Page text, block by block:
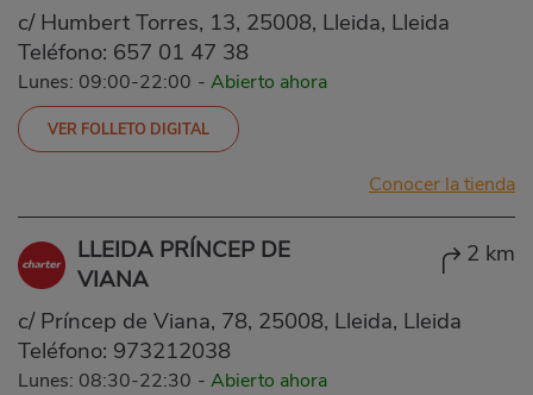
c/ Humbert Torres, 13, 25008, Lleida, Lleida
Teléfono: 657 01 47 38
Lunes: 09:00-22:00 - Abierto ahora
VER FOLLETO DIGITAL
Conocer la tienda
LLEIDA PRÍNCEP DE
VIANA
2 km
c/ Príncep de Viana, 78, 25008, Lleida, Lleida
Teléfono: 973212038
Lunes: 08:30-22:30 - Abierto ahora